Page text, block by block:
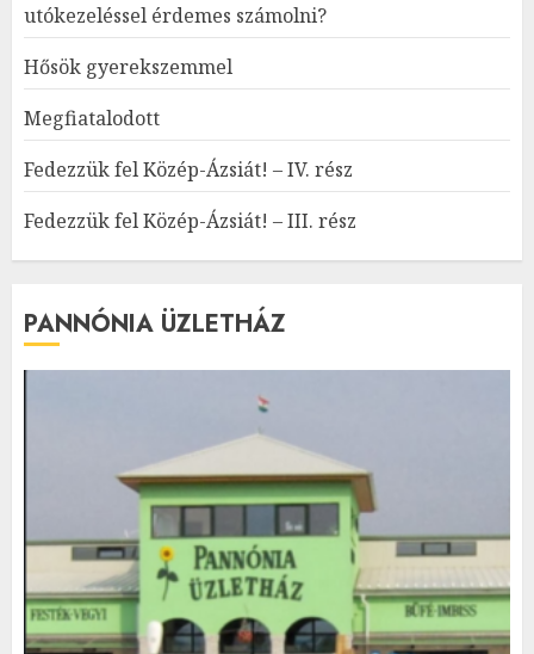
utókezeléssel érdemes számolni?
Hősök gyerekszemmel
Megfiatalodott
Fedezzük fel Közép-Ázsiát! – IV. rész
Fedezzük fel Közép-Ázsiát! – III. rész
PANNÓNIA ÜZLETHÁZ